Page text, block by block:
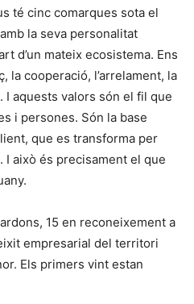
té cinc comarques sota el
la seva personalitat
d’un mateix ecosistema. Ens
la cooperació, l’arrelament, la
aquests valors són el fil que
i persones. Són la base
que es transforma per
I això és precisament el que
15 en reconeixement a
empresarial del territori
Els primers vint estan